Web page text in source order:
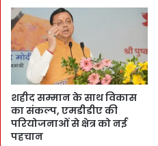
शहीद सम्मान के साथ विकास
का संकल्प, एमडीडीए की
परियोजनाओं से क्षेत्र को नई
पहचान